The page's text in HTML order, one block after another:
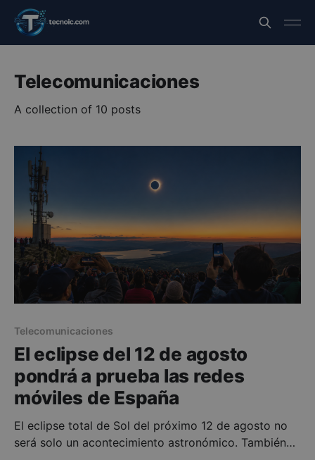
Telecomunicaciones
A collection of 10 posts
Telecomunicaciones
El eclipse del 12 de agosto
pondrá a prueba las redes
móviles de España
El eclipse total de Sol del próximo 12 de agosto no
será solo un acontecimiento astronómico. También